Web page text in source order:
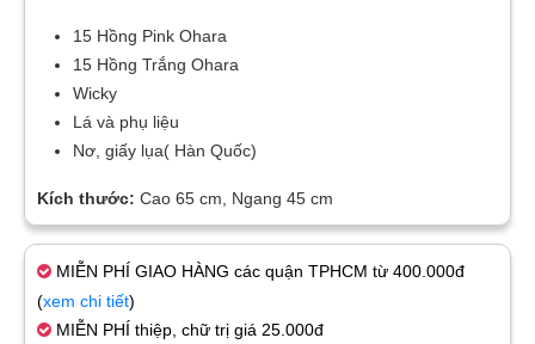
15 Hồng Pink Ohara
15 Hồng Trắng Ohara
Wicky
Lá và phụ liệu
Nơ, giấy lụa( Hàn Quốc)
Kích thước: Cao 65 cm, Ngang 45 cm
MIỄN PHÍ GIAO HÀNG các quận TPHCM từ 400.000đ
(xem chi tiết)
MIỄN PHÍ thiệp, chữ trị giá 25.000đ